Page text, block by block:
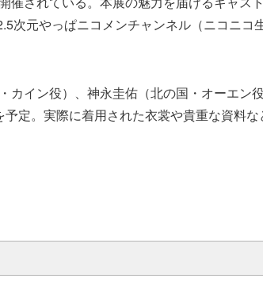
次元やっぱニコメンチャンネル（ニコニコ
カイン役）、神永圭佑（北の国・オーエン
予定。実際に着用された衣裳や貴重な資料